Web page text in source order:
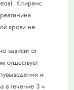
Клиренс
крови не
зависит от
существует
и
в течение 3 ч